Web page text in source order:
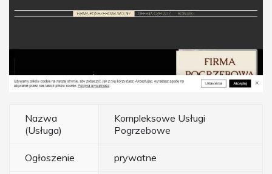
Nazwa
(Usługa)
Kompleksowe Usługi
Pogrzebowe
Ogłoszenie prywatne